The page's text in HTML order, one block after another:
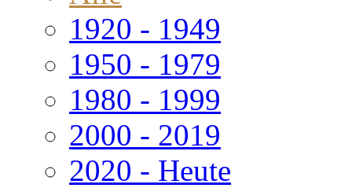
1920 - 1949
1950 - 1979
1980 - 1999
2000 - 2019
2020 - Heute